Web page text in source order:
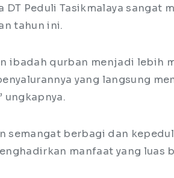
Peduli Tasikmalaya sangat
tahun ini.
ibadah qurban menjadi lebih
yang langsung
ungkapnya.
semangat berbagi dan
manfaat yang luas